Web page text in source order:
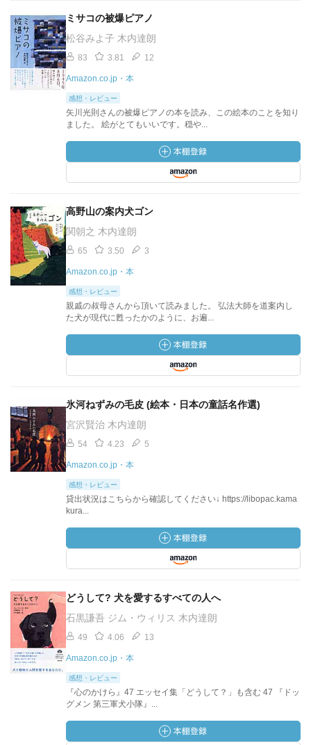
ミサコの被爆ピアノ
松谷みよ子 木内達朗
83 3.81 12
Amazon.co.jp・本
感想・レビュー
矢川光則さんの被爆ピアノの本を読み、この絵本のことを知り
ました。 絵がとてもいいです。穏や...
高野山の案内犬ゴン
関朝之 木内達朗
65 3.50 3
Amazon.co.jp・本
感想・レビュー
親戚の叔母さんから頂いて読みました。 弘法大師を道案内し
た犬が現代に甦ったかのように、お遍...
氷河ねずみの毛皮 (絵本・日本の童話名作選)
宮沢賢治 木内達朗
54 4.23 5
Amazon.co.jp・本
感想・レビュー
貸出状況はこちらから確認してください↓ https://libopac.kama
kura...
どうして? 犬を愛するすべての人へ
石黒謙吾 ジム・ウィリス 木内達朗
49 4.06 13
Amazon.co.jp・本
感想・レビュー
『心のかけら』47 エッセイ集「どうして？」も含む 47 『ドッ
グメン 第三軍犬小隊』...